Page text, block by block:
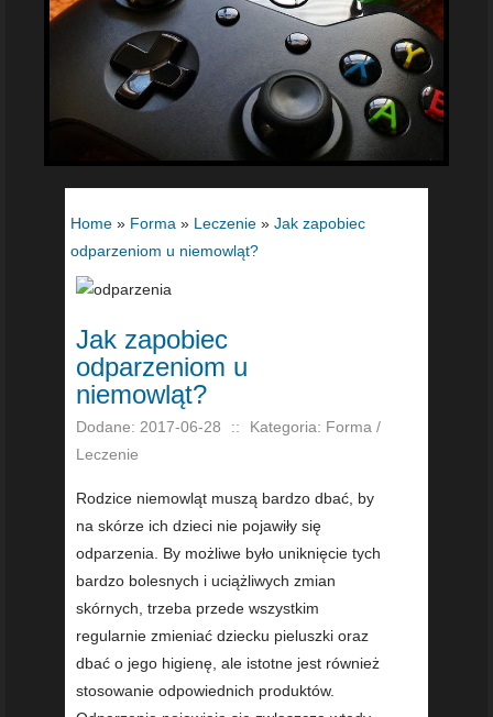
Home » Forma » Leczenie » Jak zapobiec
odparzeniom u niemowląt?
Jak zapobiec
odparzeniom u
niemowląt?
Dodane: 2017-06-28 ::
Kategoria: Forma /
Leczenie
Rodzice niemowląt muszą bardzo dbać, by
na skórze ich dzieci nie pojawiły się
odparzenia. By możliwe było uniknięcie tych
bardzo bolesnych i uciążliwych zmian
skórnych, trzeba przede wszystkim
regularnie zmieniać dziecku pieluszki oraz
dbać o jego higienę, ale istotne jest również
stosowanie odpowiednich produktów.